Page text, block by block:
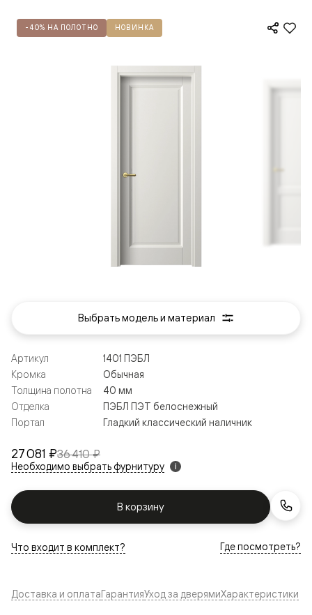
-40% НА ПОЛОТНО НОВИНКА
27 081 ₽36 410 ₽
Необходимо выбрать фурнитуру i
В корзину
Артикул
1401 ПЭБЛ
Кромка
Обычная
Толщина полотна
40 мм
Отделка
ПЭБЛ ПЭТ белоснежный
Портал
Гладкий классический наличник
Что входит в комплект? Где посмотреть?
Выбрать модель и материал
Доставка и оплатаГарантияУход за дверямиХарактеристики